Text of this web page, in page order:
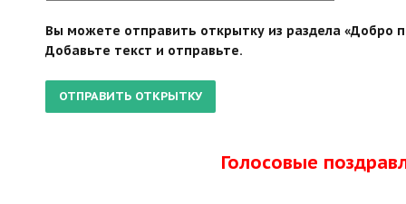
Вы можете отправить открытку из раздела «Добро
Добавьте текст и отправьте.
Голосовые